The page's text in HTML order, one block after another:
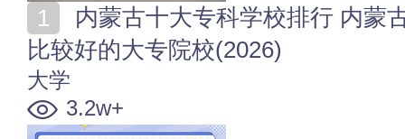
比较好的大专院校(2026)
大学
3.2w+